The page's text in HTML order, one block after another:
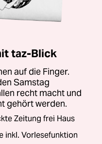
taz-Blick
auf die Finger.
Samstag
recht macht und
gehört werden.
Zeitung frei Haus
inkl. Vorlesefunktion